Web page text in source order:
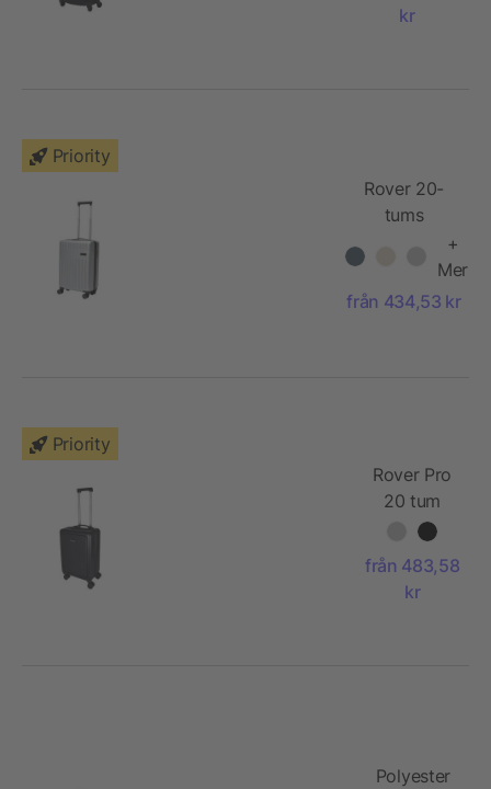
kr
Priority
Rover 20-
tums
kabinväska
återvunnet
+
Mer
från 434,53 kr
Priority
Rover Pro
20 tum
kabinväska
återvunnen
GRS
från 483,58
kr
Polyester